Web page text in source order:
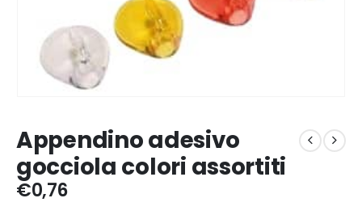
Appendino adesivo
gocciola colori assortiti
€0,76